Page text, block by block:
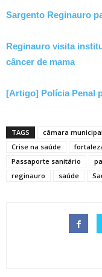
Sargento Reginauro
Reginauro visita
câncer de mama
[Artigo] Polícia Penal
TAGS câmara
Crise na saúde
Passaporte sanitário
reginauro
saúde